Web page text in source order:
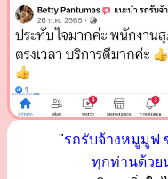
"รถรับจ้างหมูมู
ทุกท่านด้วย